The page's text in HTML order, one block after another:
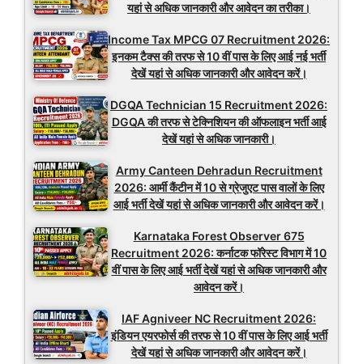
यहां से अधिक जानकारी और आवेदन का तरीका।
Income Tax MPCG 07 Recruitment 2026:
इनकम टैक्स की तरफ से 10 वीं पास के लिए आई नई भर्ती
देखें यहां से अधिक जानकारी और आवेदन करें।
DGQA Technician 15 Recruitment 2026:
DGQA की तरफ से टेक्निशियन की ऑफलाइन भर्ती आई
देखें यहां से अधिक जानकारी।
Army Canteen Dehradun Recruitment
2026: आर्मी कैंटीन में 10 से ग्रेजुएट पास वालों के लिए
आई भर्ती देखें यहां से अधिक जानकारी और आवेदन करें।
Karnataka Forest Observer 675
Recruitment 2026: कर्नाटक फॉरेस्ट विभाग में 10
वीं पास के लिए आई भर्ती देखें यहां से अधिक जानकारी और
आवेदन करें।
IAF Agniveer NC Recruitment 2026:
इंडियन एयरफोर्स की तरफ से 10 वीं पास के लिए आई भर्ती
देखें यहां से अधिक जानकारी और आवेदन करें।